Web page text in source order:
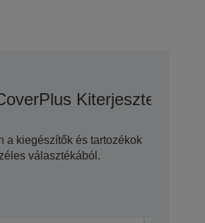
Kiterjesztett
a kiegészítők és tartozékok
választékából.